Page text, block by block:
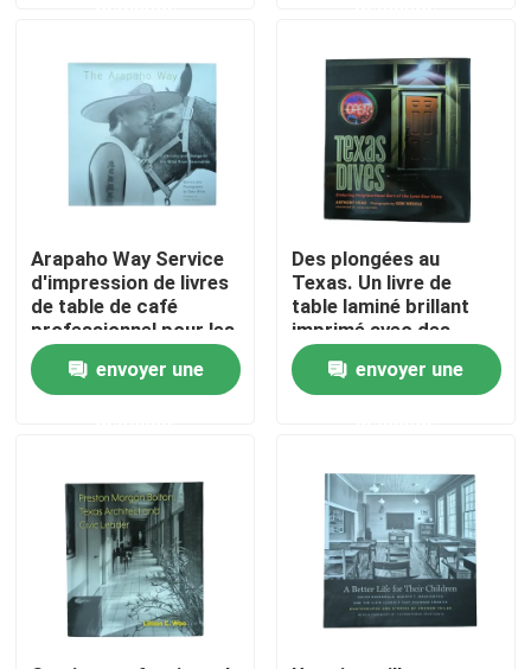
Vidéos
Au sujet de nous
Ressource
Contactez-nous
Demandez une citation
Impression de livres de table à café
Arapaho Way Service
d'impression de livres
de table de café
professionnel pour les
vestes laminées mates
et les pages de papier
d'art brillant
envoyer une
Des plongées au
Texas. Un livre de
table laminé brillant
imprimé avec des
vestes et 120
grammes de papier
d'art brillant
envoyer une